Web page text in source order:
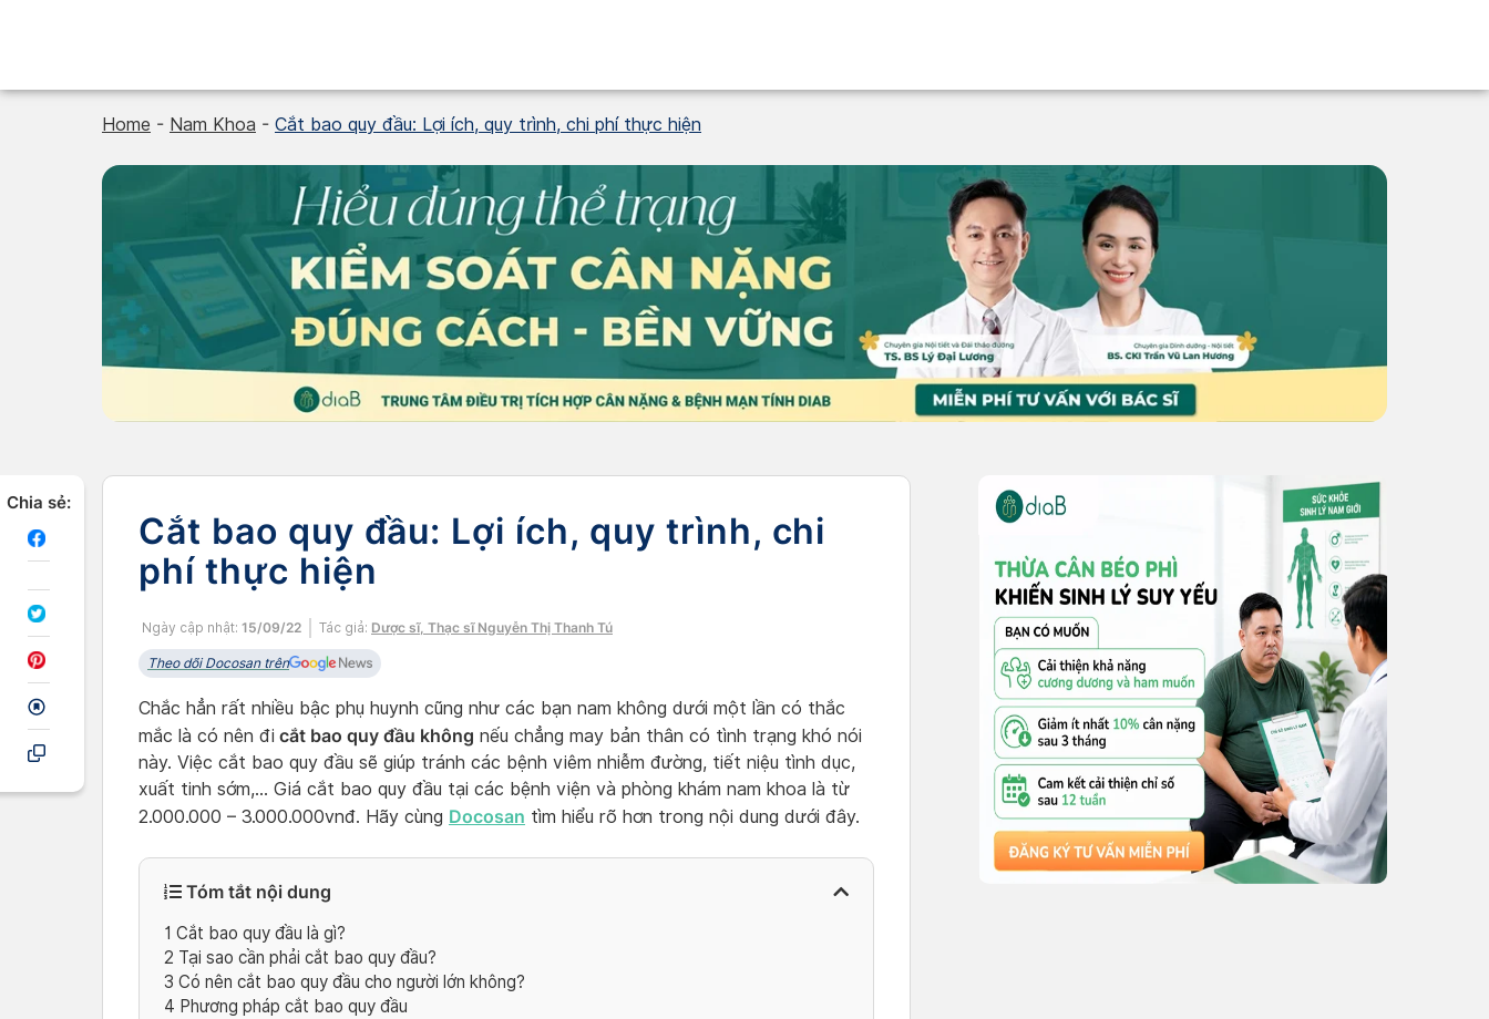
Home - Nam Khoa - Cắt bao quy đầu: Lợi ích, quy trình, chi phí thực hiện
Chia sẻ:
Cắt bao quy đầu: Lợi ích, quy trình, chi
phí thực hiện
Ngày cập nhật: 15/09/22 Tác giả: Dược sĩ, Thạc sĩ Nguyễn Thị Thanh Tú
Theo dõi Docosan trên
Chắc hẳn rất nhiều bậc phụ huynh cũng như các bạn nam không dưới một lần có thắc
mắc là có nên đi cắt bao quy đầu không nếu chẳng may bản thân có tình trạng khó nói
này. Việc cắt bao quy đầu sẽ giúp tránh các bệnh viêm nhiễm đường, tiết niệu tình dục,
xuất tinh sớm,… Giá cắt bao quy đầu tại các bệnh viện và phòng khám nam khoa là từ
2.000.000 – 3.000.000vnđ. Hãy cùng Docosan tìm hiểu rõ hơn trong nội dung dưới đây.
Tóm tắt nội dung
1 Cắt bao quy đầu là gì?
2 Tại sao cần phải cắt bao quy đầu?
3 Có nên cắt bao quy đầu cho người lớn không?
4 Phương pháp cắt bao quy đầu